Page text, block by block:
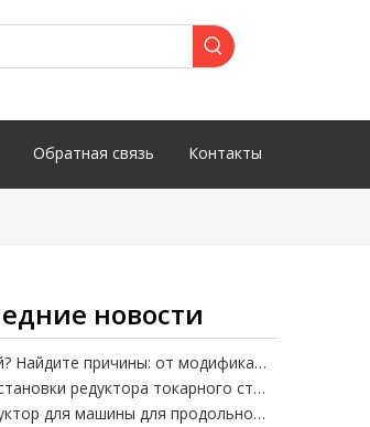
Обратная связь Контакты
новости
Редуктор шумный? Найдите причины: от модификации редуктора до конструкции коробки.
Полный анализ установки редуктора токарного станка: несоосность – убийца точности!
Как выбрать редуктор для машины для продольной резки бумажных туб?